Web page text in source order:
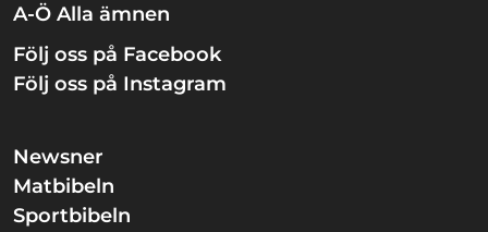
A-Ö Alla ämnen
Följ oss på Facebook
Följ oss på Instagram
Newsner
Matbibeln
Sportbibeln